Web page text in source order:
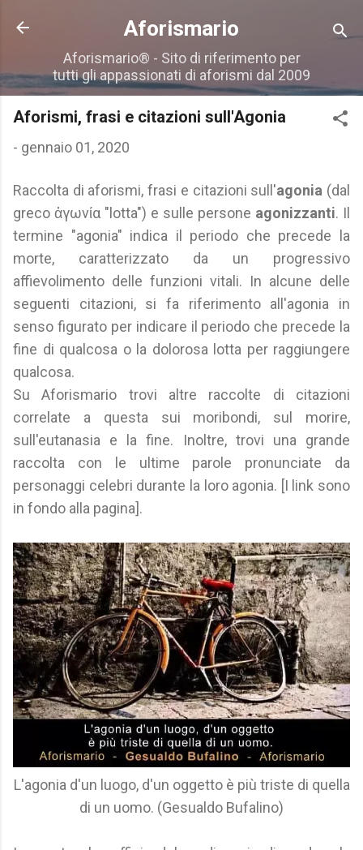
Passa ai contenuti principali
Aforismario
Aforismario® - Sito di riferimento per
tutti gli appassionati di aforismi dal 2009
Aforismi, frasi e citazioni sull'Agonia
- gennaio 01, 2020
Raccolta di aforismi, frasi e citazioni sull'agonia (dal
greco ἀγωνία "lotta") e sulle persone agonizzanti. Il
termine "agonia" indica il periodo che precede la
morte, caratterizzato da un progressivo
affievolimento delle funzioni vitali. In alcune delle
seguenti citazioni, si fa riferimento all'agonia in
senso figurato per indicare il periodo che precede la
fine di qualcosa o la dolorosa lotta per raggiungere
qualcosa.
Su Aforismario trovi altre raccolte di citazioni
correlate a questa sui moribondi, sul morire,
sull'eutanasia e la fine. Inoltre, trovi una grande
raccolta con le ultime parole pronunciate da
personaggi celebri durante la loro agonia. [I link sono
in fondo alla pagina].
L'agonia d'un luogo, d'un oggetto è più triste di quella
di un uomo. (Gesualdo Bufalino)